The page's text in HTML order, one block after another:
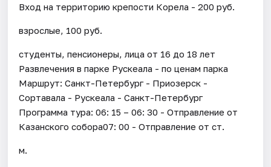
Вход на территорию крепости Корела - 200 руб.
взрослые, 100 руб.
студенты, пенсионеры, лица от 16 до 18 лет
Развлечения в парке Рускеала - по ценам парка
Маршрут: Санкт-Петербург - Приозерск -
Сортавала - Рускеала - Санкт-Петербург
Программа тура: 06: 15 – 06: 30 - Отправление от
Казанского собора07: 00 - Отправление от ст.
м.